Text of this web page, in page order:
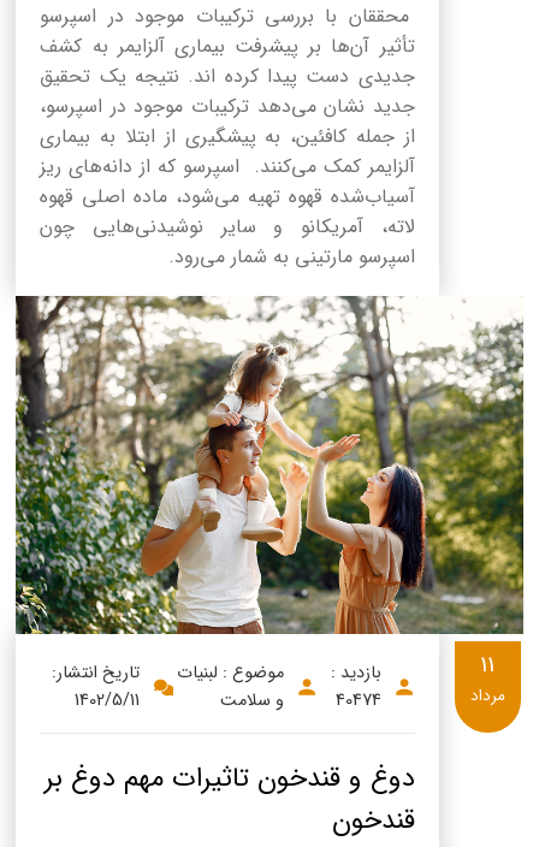
محققان با بررسی ترکیبات موجود در اسپرسو
تأثیر آن‌ها بر پیشرفت بیماری آلزایمر به کشف
جدیدی دست پیدا کرده اند. نتیجه یک تحقیق
جدید نشان می‌دهد ترکیبات موجود در اسپرسو،
از جمله کافئین، به پیشگیری از ابتلا به بیماری
آلزایمر کمک می‌کنند. اسپرسو که از دانه‌های ریز
آسیاب‌شده قهوه تهیه می‌شود، ماده اصلی قهوه
لاته، آمریکانو و سایر نوشیدنی‌هایی چون
اسپرسو مارتینی به شمار می‌رود.
بازدید :
40474
موضوع : لبنیات
و سلامت
تاریخ انتشار:
1402/5/11
دوغ و قندخون تاثیرات مهم دوغ بر
قندخون
11
مرداد